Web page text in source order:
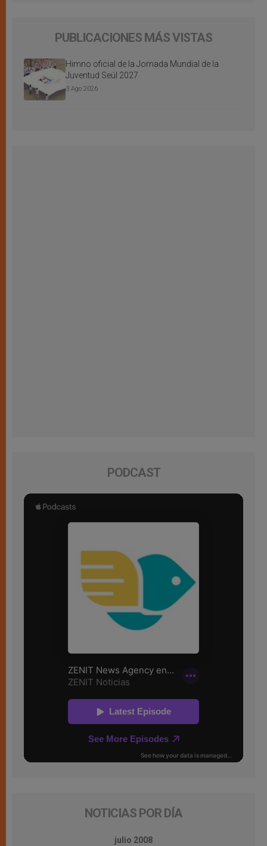
PUBLICACIONES MÁS VISTAS
Himno oficial de la Jornada Mundial de la
Juventud Seúl 2027
3 Ago 2026
PODCAST
NOTICIAS POR DÍA
julio 2008